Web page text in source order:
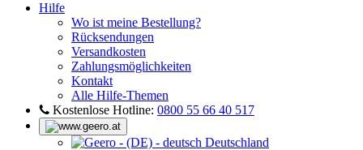
Hilfe
Wo ist meine Bestellung?
Rücksendungen
Versandkosten
Zahlungsmöglichkeiten
Kontakt
Alle Hilfe-Themen
Kostenlose Hotline: 0800 55 66 40 517
Deutschland